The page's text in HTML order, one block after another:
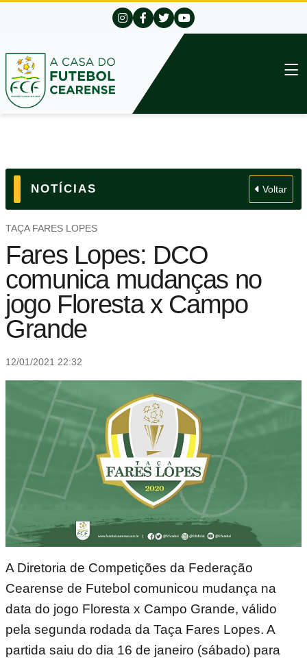
NOTÍCIAS Voltar
TAÇA FARES LOPES
Fares Lopes: DCO
comunica mudanças no
jogo Floresta x Campo
Grande
12/01/2021 22:32
A Diretoria de Competições da Federação
Cearense de Futebol comunicou mudança na
data do jogo Floresta x Campo Grande, válido
pela segunda rodada da Taça Fares Lopes. A
partida saiu do dia 16 de janeiro (sábado) para